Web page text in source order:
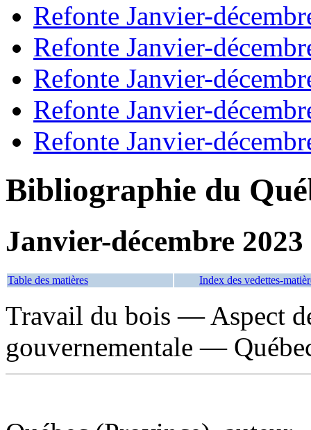
Refonte Janvier-
Refonte Janvier-
Refonte Janvier-
Refonte Janvier-
Refonte Janvier-
Bibliographie du
Janvier-décembre 2023
Table des matières Index des vedettes-
Travail du bois — Aspect
gouvernementale —